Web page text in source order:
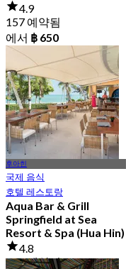
4.9
157 예약됨
에서 ฿ 650
후아힌
국제 음식
호텔 레스토랑
Aqua Bar & Grill
Springfield at Sea
Resort & Spa (Hua Hin)
4.8
409 예약됨